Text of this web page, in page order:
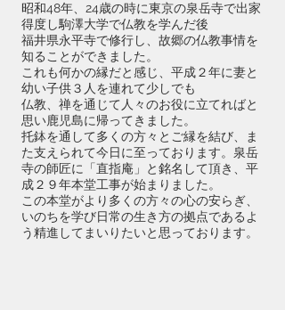
昭和48年、24歳の時に東京の泉岳寺で出家
得度し駒澤大学で仏教を学んだ後
福井県永平寺で修行し、故郷の仏教事情を
知ることができました。
これも何かの縁だと感じ、平成２年に妻と
幼い子供３人を連れて少しでも
仏教、禅を通じて人々のお役に立てればと
思い鹿児島に帰ってきました。
托鉢を通して多くの方々とご縁を結び、ま
た支えられて今日に至っております。 泉岳
寺の師匠に「直指庵」と銘名して頂き、平
成２９年本堂工事が始まりました。
​この本堂がより多くの方々の心の安らぎ、
いのちを学び日常の生き方の拠点であるよ
う精進してまいりたいと思っております。